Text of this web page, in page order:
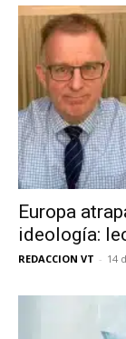
Europa
ideología:
REDACCION VT - 14